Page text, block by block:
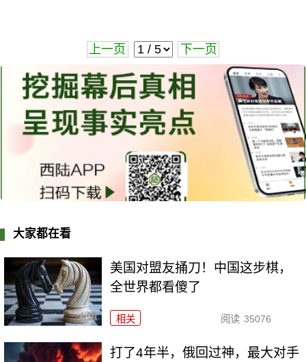
上一页 下一页
大家都在看
美国对盟友捅刀！中国这步棋，
全世界都看傻了
相关 阅读 35076
打了4年半，俄回过神，最大对手